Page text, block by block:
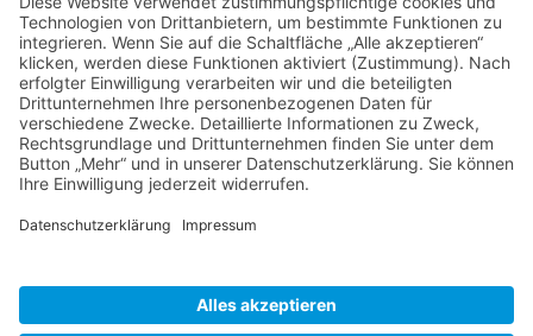
Shop Service
Informationen
* Alle Preise inkl. gesetzl. Mehrwertsteuer zzgl.Versandkostenund ggf.
Nachnahmegebühren, wenn nicht anders beschrieben
Bestellung Downloads
Widerrufsbelehrung Datenschutz